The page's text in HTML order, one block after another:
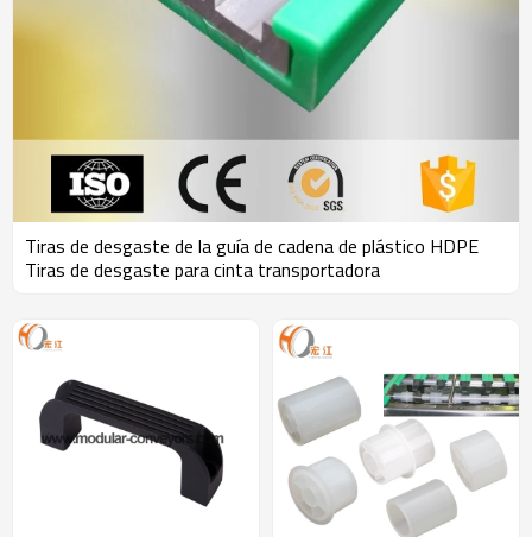
Tiras de desgaste de la guía de cadena de plástico HDPE
Tiras de desgaste para cinta transportadora